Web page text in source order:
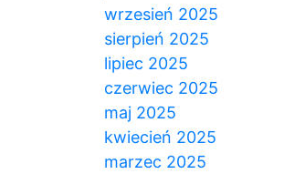
wrzesień 2025
sierpień 2025
lipiec 2025
czerwiec 2025
maj 2025
kwiecień 2025
marzec 2025